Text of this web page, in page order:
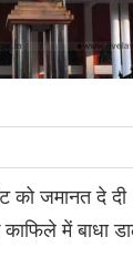
को जमानत दे
में बाधा